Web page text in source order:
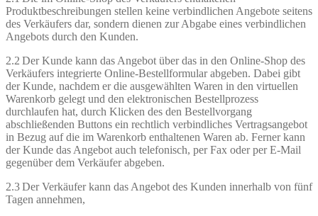
Produktbeschreibungen stellen keine verbindlichen Angebote seitens
des Verkäufers dar, sondern dienen zur Abgabe eines verbindlichen
Angebots durch den Kunden.
2.2 Der Kunde kann das Angebot über das in den Online-Shop des
Verkäufers integrierte Online-Bestellformular abgeben. Dabei gibt
der Kunde, nachdem er die ausgewählten Waren in den virtuellen
Warenkorb gelegt und den elektronischen Bestellprozess
durchlaufen hat, durch Klicken des den Bestellvorgang
abschließenden Buttons ein rechtlich verbindliches Vertragsangebot
in Bezug auf die im Warenkorb enthaltenen Waren ab. Ferner kann
der Kunde das Angebot auch telefonisch, per Fax oder per E-Mail
gegenüber dem Verkäufer abgeben.
2.3 Der Verkäufer kann das Angebot des Kunden innerhalb von fünf
Tagen annehmen,